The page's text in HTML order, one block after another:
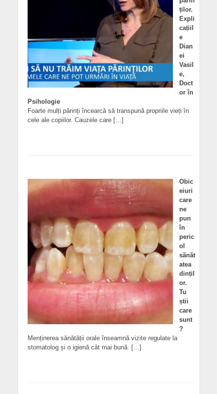
ților.
Expli
cațiil
e
Dian
ei
Vasil
e,
Doct
or în
Psihologie
Foarte mulți părinți încearcă să transpună propriile vieți în
cele ale copiilor. Cauzele care […]
Obic
eiuri
care
ne
pun
în
peric
ol
sănăt
atea
dințil
or.
Tu
știi
care
sunt
?
Menținerea sănătății orale înseamnă vizite regulate la
stomatolog și o igienă cât mai bună. […]